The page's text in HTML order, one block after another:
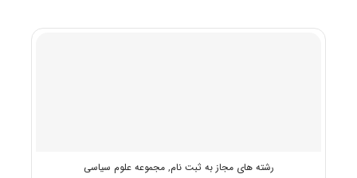
سیاسی
رشته های مجاز به ثبت نام,مجموعه علوم سیاسی